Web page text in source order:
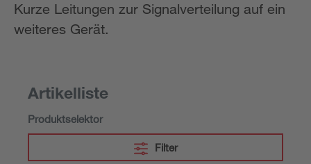
Kurze Leitungen zur Signalverteilung auf ein
weiteres Gerät.
Artikelliste
Produktselektor
Filter